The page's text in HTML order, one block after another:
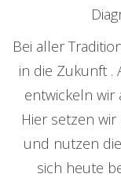
Bei aller
in die Zukunft .
entwickeln wir
Hier setzen
und nutzen
sich heute